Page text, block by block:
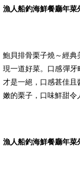
漁人船釣海鮮餐廳年
鮑貝排骨栗子燒～經
現一道好菜。口感彈
才是一絕，口感甚佳
嫩的栗子，口味鮮甜令
漁人船釣海鮮餐廳年